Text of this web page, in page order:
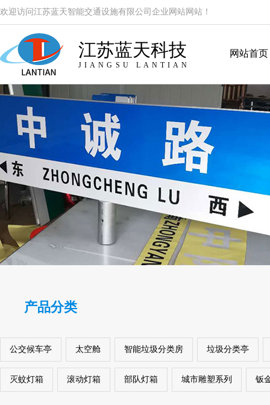
欢迎访问江苏蓝天智能交通设施有限公司企业网站网站！
江苏蓝天科技
JIANGSU LANTIAN
网站首页
产品分类
公交候车亭 太空舱 智能垃圾分类房 垃圾分类亭
灭蚊灯箱 滚动灯箱 部队灯箱 城市雕塑系列 钣